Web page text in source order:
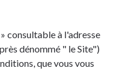
consultable à l'adresse
dénommé " le Site")
que vous vous